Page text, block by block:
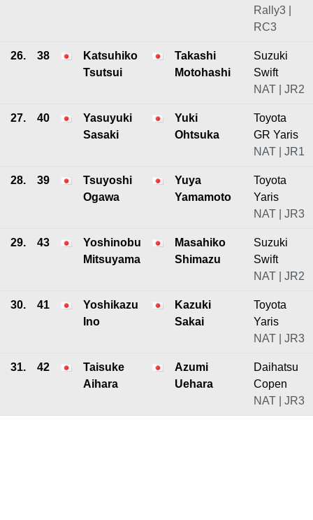
Rally3 |
RC3
26. 38
Katsuhiko
Tsutsui
Takashi
Motohashi
Suzuki
Swift
NAT | JR2
27. 40
Yasuyuki
Sasaki
Yuki
Ohtsuka
Toyota
GR Yaris
NAT | JR1
28. 39
Tsuyoshi
Ogawa
Yuya
Yamamoto
Toyota
Yaris
NAT | JR3
29. 43
Yoshinobu
Mitsuyama
Masahiko
Shimazu
Suzuki
Swift
NAT | JR2
30. 41
Yoshikazu
Ino
Kazuki
Sakai
Toyota
Yaris
NAT | JR3
31. 42
Taisuke
Aihara
Azumi
Uehara
Daihatsu
Copen
NAT | JR3